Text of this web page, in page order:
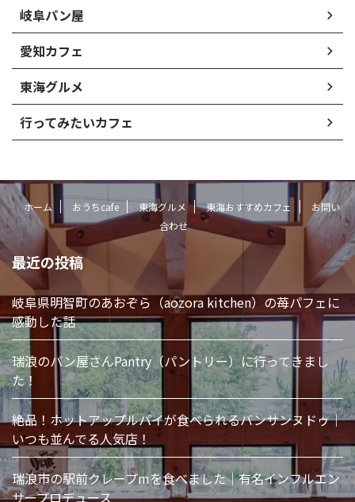
岐阜パン屋
愛知カフェ
東海グルメ
行ってみたいカフェ
ホーム おうちcafe 東海グルメ 東海おすすめカフェ
お問い
合わせ
最近の投稿
岐阜県明智町のあおぞら（aozora kitchen）の苺パフェに
感動した話
瑞浪のパン屋さんPantry（パントリー）に行ってきまし
た！
絶品！ホットアップルパイが食べられるバンサンヌドゥ｜
いつも並んでる人気店！
瑞浪市の駅前クレープmを食べました｜有名インフルエン
サープロデュース